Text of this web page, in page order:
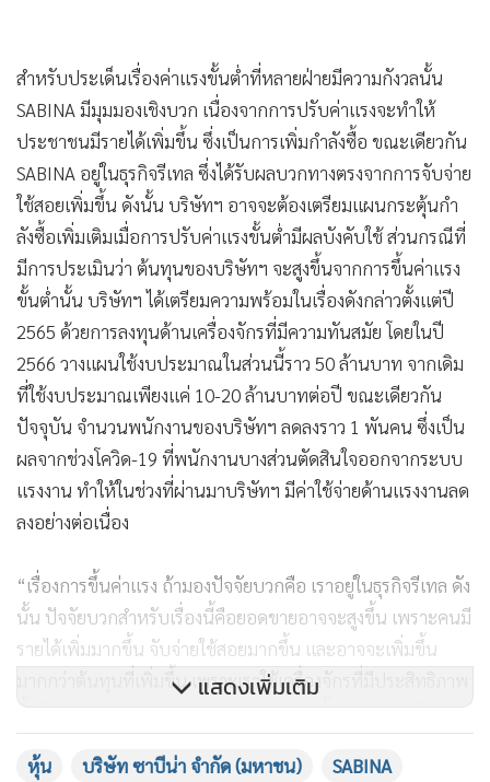
สำหรับประเด็นเรื่องค่าแรงขั้นต่ำที่หลายฝ่ายมีความกังวลนั้น
SABINA มีมุมมองเชิงบวก เนื่องจากการปรับค่าแรงจะทำให้
ประชาชนมีรายได้เพิ่มขึ้น ซึ่งเป็นการเพิ่มกำลังซื้อ ขณะเดียวกัน
SABINA อยู่ในธุรกิจรีเทล ซึ่งได้รับผลบวกทางตรงจากการจับจ่าย
ใช้สอยเพิ่มขึ้น ดังนั้น บริษัทฯ อาจจะต้องเตรียมแผนกระตุ้นกำ
ลังซื้อเพิ่มเติมเมื่อการปรับค่าแรงขั้นต่ำมีผลบังคับใช้ ส่วนกรณีที่
มีการประเมินว่า ต้นทุนของบริษัทฯ จะสูงขึ้นจากการขึ้นค่าแรง
ขั้นต่ำนั้น บริษัทฯ ได้เตรียมความพร้อมในเรื่องดังกล่าวตั้งแต่ปี
2565 ด้วยการลงทุนด้านเครื่องจักรที่มีความทันสมัย โดยในปี
2566 วางแผนใช้งบประมาณในส่วนนี้ราว 50 ล้านบาท จากเดิม
ที่ใช้งบประมาณเพียงแค่ 10-20 ล้านบาทต่อปี ขณะเดียวกัน
ปัจจุบัน จำนวนพนักงานของบริษัทฯ ลดลงราว 1 พันคน ซึ่งเป็น
ผลจากช่วงโควิด-19 ที่พนักงานบางส่วนตัดสินใจออกจากระบบ
แรงงาน ทำให้ในช่วงที่ผ่านมาบริษัทฯ มีค่าใช้จ่ายด้านแรงงานลด
ลงอย่างต่อเนื่อง
“เรื่องการขึ้นค่าแรง ถ้ามองปัจจัยบวกคือ เราอยู่ในธุรกิจรีเทล ดัง
นั้น ปัจจัยบวกสำหรับเรื่องนี้คือยอดขายอาจจะสูงขึ้น เพราะคนมี
รายได้เพิ่มมากขึ้น จับจ่ายใช้สอยมากขึ้น และอาจจะเพิ่มขึ้น
มากกว่าต้นทุนที่เพิ่มขึ้น เพราะเราใช้เครื่องจักรที่มีประสิทธิภาพ
ขึ้น ใช้นวัตกรรมการผลิต และสามารถปรับขึ้นราคาสินค้าในบาง
กำไรสุทธิไว้ได้” น.ส.ดวงดาว กล่าว
แสดงเพิ่มเติม
หุ้น บริษัท ซาบีน่า จำกัด (มหาชน)
SABINA